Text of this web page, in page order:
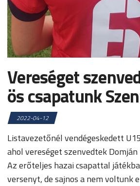
Vereséget
ös csapatunk
2022-04-12
Listavezetőnél vendégeskedett
ahol vereséget szenvedtek
Az erőteljes hazai csapattal
versenyt, de sajnos a nem voltunk